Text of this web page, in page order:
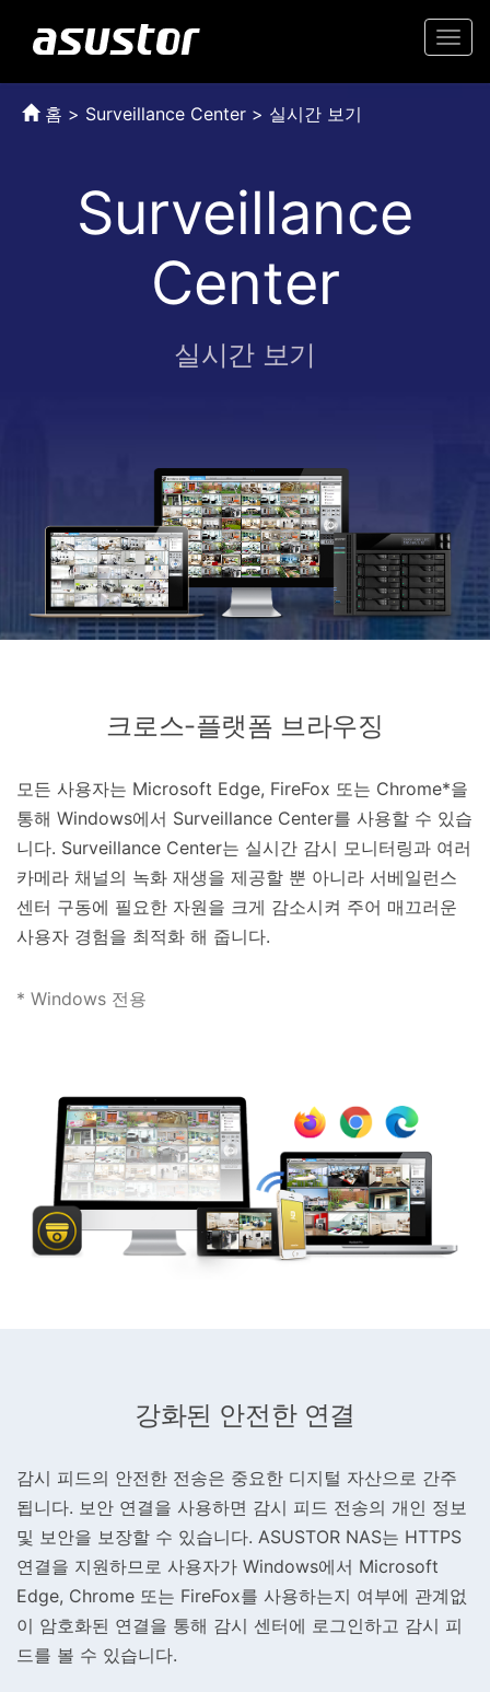
홈 > Surveillance Center > 실시간 보기
Surveillance
Center
실시간 보기
크로스-플랫폼 브라우징
모든 사용자는 Microsoft Edge, FireFox 또는 Chrome*을
통해 Windows에서 Surveillance Center를 사용할 수 있습
니다. Surveillance Center는 실시간 감시 모니터링과 여러
카메라 채널의 녹화 재생을 제공할 뿐 아니라 서베일런스
센터 구동에 필요한 자원을 크게 감소시켜 주어 매끄러운
사용자 경험을 최적화 해 줍니다.
* Windows 전용
강화된 안전한 연결
감시 피드의 안전한 전송은 중요한 디지털 자산으로 간주
됩니다. 보안 연결을 사용하면 감시 피드 전송의 개인 정보
및 보안을 보장할 수 있습니다. ASUSTOR NAS는 HTTPS
연결을 지원하므로 사용자가 Windows에서 Microsoft
Edge, Chrome 또는 FireFox를 사용하는지 여부에 관계없
이 암호화된 연결을 통해 감시 센터에 로그인하고 감시 피
드를 볼 수 있습니다.